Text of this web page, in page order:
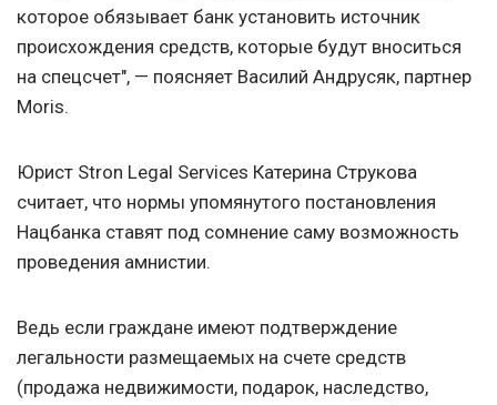
которое обязывает банк установить источник
происхождения средств, которые будут вноситься
на спецсчет", — поясняет Василий Андрусяк, партнер
Moris.
Юрист Stron Legal Services Катерина Струкова
считает, что нормы упомянутого постановления
Нацбанка ставят под сомнение саму возможность
проведения амнистии.
Ведь если граждане имеют подтверждение
легальности размещаемых на счете средств
(продажа недвижимости, подарок, наследство,